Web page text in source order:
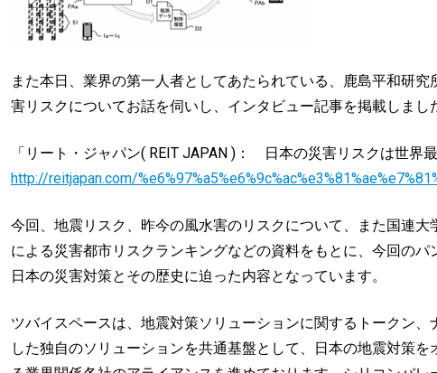
また本日、業界の第一人者としてあたられている、鹿島平和研
害リスクについてお話を伺いし、インタビュー記事を掲載しまし
「リート・ジャパン( REIT JAPAN )： 日本の災害リスクは世界最
http://reitjapan.com/
今回、地震リスク、昨今の風水害のリスクについて、また国連
による災害都市リスクランキングなどの資料をもとに、今回の
日本の災害対策とその歴史に迫った内容となっています。
ツバイスペースは、地震対策ソリューションに関するトークン
した独自のソリューションを共通基盤として、日本の地震対策